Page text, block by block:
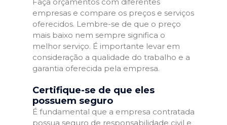
empresas e compare os preços e serviços
oferecidos. Lembre-se de que o preço
mais baixo nem sempre significa o
melhor serviço. É importante levar em
consideração a qualidade do trabalho e a
garantia oferecida pela empresa.
Certifique-se de que eles
possuem seguro
É fundamental que a empresa contratada
possua seguro de responsabilidade civil e